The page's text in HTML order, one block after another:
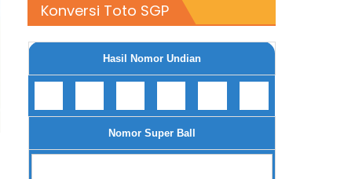
Konversi Toto SGP
Hasil Nomor Undian
Nomor Super Ball